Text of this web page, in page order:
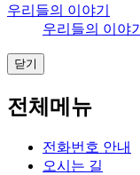
우리들의 이야기
우리들의 이야기
닫기
전체메뉴
전화번호 안내
오시는 길